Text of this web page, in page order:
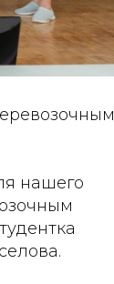
нашего